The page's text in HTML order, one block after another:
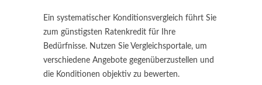
Ein systematischer Konditionsvergleich führt Sie
zum günstigsten Ratenkredit für Ihre
Bedürfnisse. Nutzen Sie Vergleichsportale, um
verschiedene Angebote gegenüberzustellen und
die Konditionen objektiv zu bewerten.